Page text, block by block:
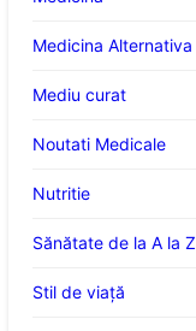
Medicina Alternativa
Mediu curat
Noutati Medicale
Nutritie
Sănătate de la A la Z
Stil de viaţă